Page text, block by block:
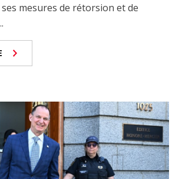
mesures de rétorsion et de